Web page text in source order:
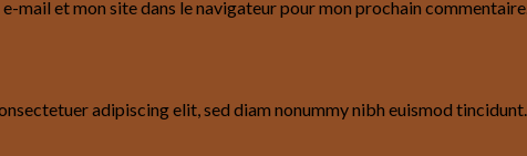
mail et mon site dans le navigateur pour mon prochain commentaire.
adipiscing elit, sed diam nonummy nibh euismod tincidunt.